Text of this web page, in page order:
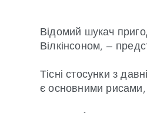
Відомий шукач
Вілкінсоном, —
Тісні стосунки з
є основними рисами,